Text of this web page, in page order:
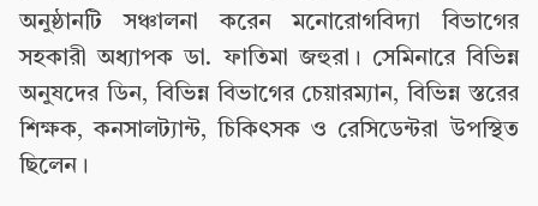
অনুষ্ঠানটি সঞ্চালনা করেন মনোরোগবিদ্যা বিভাগের
সহকারী অধ্যাপক ডা. ফাতিমা জহুরা। সেমিনারে বিভিন্ন
অনুষদের ডিন, বিভিন্ন বিভাগের চেয়ারম্যান, বিভিন্ন স্তরের
শিক্ষক, কনসালট্যান্ট, চিকিৎসক ও রেসিডেন্টরা উপস্থিত
ছিলেন।